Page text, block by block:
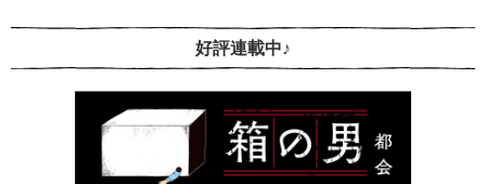
好評連載中♪